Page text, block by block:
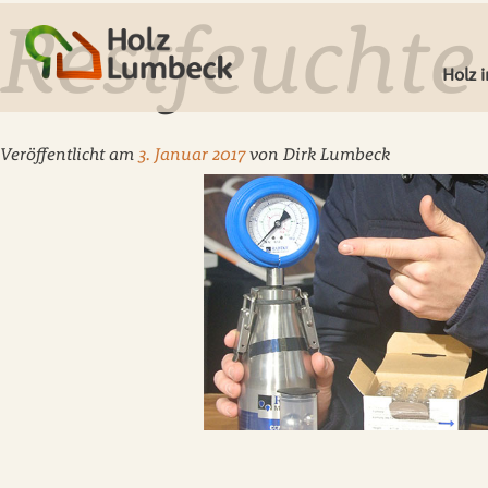
Holz
Restfeuchte
Veröffentlicht am 3. Januar 2017von Dirk Lumbeck